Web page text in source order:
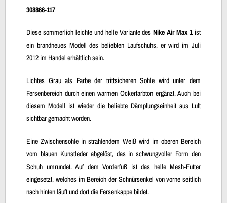
308866-117
Diese sommerlich leichte und helle Variante desNike Air Max 1ist
ein brandneues Modell des beliebten Laufschuhs, er wird im Juli
2012 im Handel erhältlich sein.
Lichtes Grau als Farbe der trittsicheren Sohle wird unter dem
Fersenbereich durch einen warmen Ockerfarbton ergänzt. Auch bei
diesem Modell ist wieder die beliebte Dämpfungseinheit aus Luft
sichtbar gemacht worden.
Eine Zwischensohle in strahlendem Weiß wird im oberen Bereich
vom blauen Kunstleder abgelöst, das in schwungvoller Form den
Schuh umrundet. Auf dem Vorderfuß ist das helle Mesh-Futter
eingesetzt, welches im Bereich der Schnürsenkel von vorne seitlich
nach hinten läuft und dort die Fersenkappe bildet.